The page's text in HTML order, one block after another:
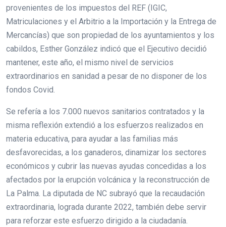
provenientes de los impuestos del REF (IGIC,
Matriculaciones y el Arbitrio a la Importación y la Entrega de
Mercancías) que son propiedad de los ayuntamientos y los
cabildos, Esther González indicó que el Ejecutivo decidió
mantener, este año, el mismo nivel de servicios
extraordinarios en sanidad a pesar de no disponer de los
fondos Covid.
Se refería a los 7.000 nuevos sanitarios contratados y la
misma reflexión extendió a los esfuerzos realizados en
materia educativa, para ayudar a las familias más
desfavorecidas, a los ganaderos, dinamizar los sectores
económicos y cubrir las nuevas ayudas concedidas a los
afectados por la erupción volcánica y la reconstrucción de
La Palma. La diputada de NC subrayó que la recaudación
extraordinaria, lograda durante 2022, también debe servir
para reforzar este esfuerzo dirigido a la ciudadanía.